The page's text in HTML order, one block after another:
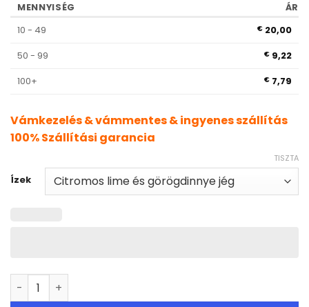
MENNYISÉG
ÁR
10 - 49
€ 20,00
50 - 99
€ 9,22
100+
€ 7,79
Vámkezelés & vámmentes & ingyenes szállítás
100% Szállítási garancia
Ízek
TISZTA
VapSolo Twins 20000 Puffs Dual Flavors Disposable